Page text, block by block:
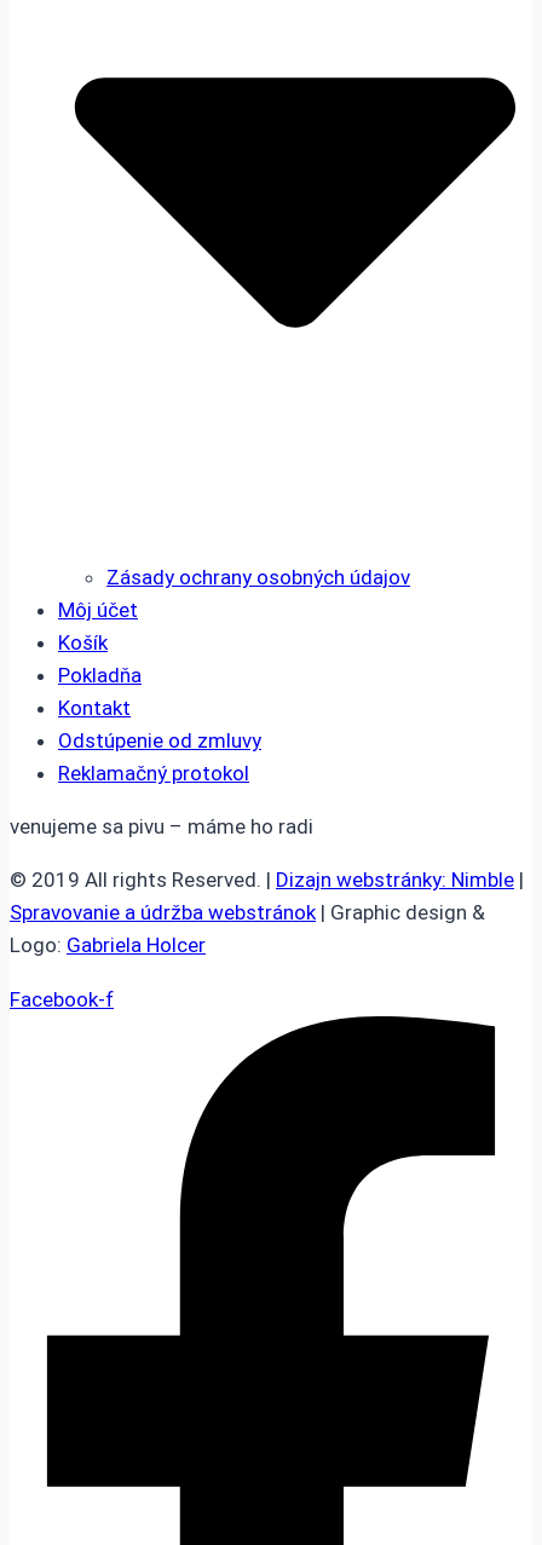
Zásady ochrany osobných údajov
Môj účet
Košík
Pokladňa
Kontakt
Odstúpenie od zmluvy
Reklamačný protokol
venujeme sa pivu – máme ho radi
© 2019 All rights Reserved. | Dizajn webstránky: Nimble |
Spravovanie a údržba webstránok | Graphic design &
Logo: Gabriela Holcer
Facebook-f